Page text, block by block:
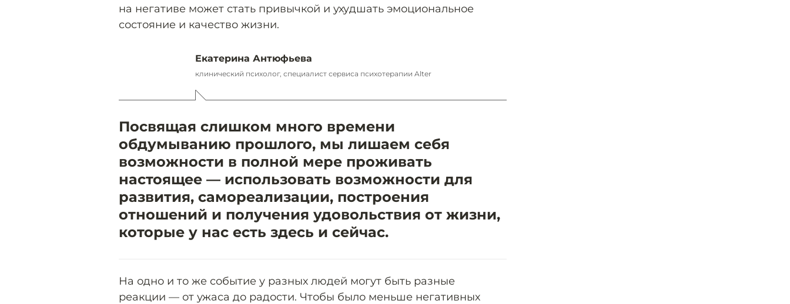
на негативе может стать привычкой и ухудшать эмоциональное
состояние и качество жизни.
Екатерина Антюфьева
клинический психолог, специалист сервиса психотерапии Alter
Посвящая слишком много времени
обдумыванию прошлого, мы лишаем себя
возможности в полной мере проживать
настоящее — использовать возможности для
развития, самореализации, построения
отношений и получения удовольствия от жизни,
которые у нас есть здесь и сейчас.
На одно и то же событие у разных людей могут быть разные
реакции — от ужаса до радости. Чтобы было меньше негативных